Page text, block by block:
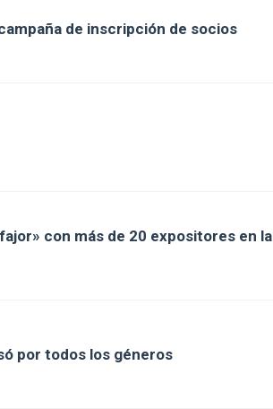
de inscripción de socios
con más de 20 expositores en la
por todos los géneros